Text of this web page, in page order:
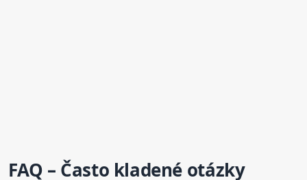
FAQ – Často kladené otázky